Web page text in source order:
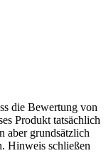
die Bewertung von
Produkt tatsächlich
aber grundsätzlich
Hinweis schließen